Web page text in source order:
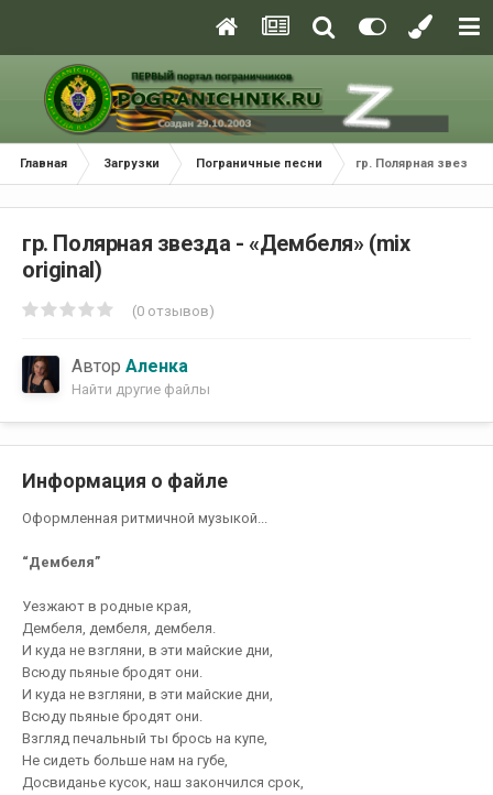
Главная Загрузки Пограничные песни гр. Полярная звезда
гр. Полярная звезда - «Дембеля» (mix
original)
(0 отзывов)
Автор Аленка
Найти другие файлы
Информация о файле
Оформленная ритмичной музыкой...
“Дембеля”
Уезжают в родные края,
Дембеля, дембеля, дембеля.
И куда не взгляни, в эти майские дни,
Всюду пьяные бродят они.
И куда не взгляни, в эти майские дни,
Всюду пьяные бродят они.
Взгляд печальный ты брось на купе,
Не сидеть больше нам на губе,
Досвиданье кусок, наш закончился срок,